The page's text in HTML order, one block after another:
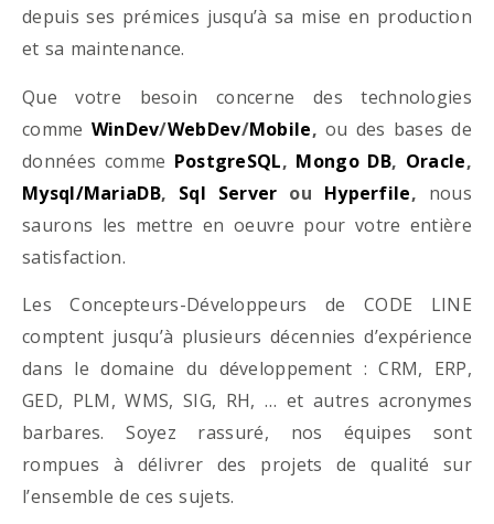
depuis ses prémices jusqu’à sa mise en production
et sa maintenance.
Que votre besoin concerne des technologies
comme WinDev/WebDev/Mobile, ou des bases de
données comme PostgreSQL, Mongo DB, Oracle,
Mysql/MariaDB, Sql Server ou Hyperfile, nous
saurons les mettre en oeuvre pour votre entière
satisfaction.
Les Concepteurs-Développeurs de CODE LINE
comptent jusqu’à plusieurs décennies d’expérience
dans le domaine du développement : CRM, ERP,
GED, PLM, WMS, SIG, RH, … et autres acronymes
barbares. Soyez rassuré, nos équipes sont
rompues à délivrer des projets de qualité sur
l’ensemble de ces sujets.